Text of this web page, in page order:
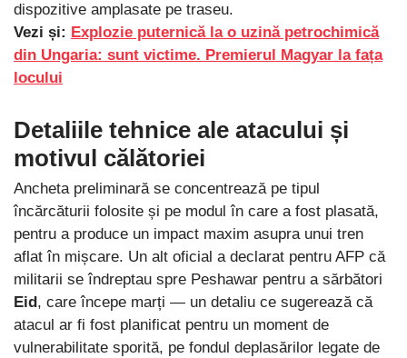
dispozitive amplasate pe traseu.
Vezi și: Explozie puternică la o uzină petrochimică
din Ungaria: sunt victime. Premierul Magyar la fața
locului
Detaliile tehnice ale atacului și
motivul călătoriei
Ancheta preliminară se concentrează pe tipul
încărcăturii folosite și pe modul în care a fost plasată,
pentru a produce un impact maxim asupra unui tren
aflat în mișcare. Un alt oficial a declarat pentru AFP că
militarii se îndreptau spre Peshawar pentru a sărbători
Eid, care începe marți — un detaliu ce sugerează că
atacul ar fi fost planificat pentru un moment de
vulnerabilitate sporită, pe fondul deplasărilor legate de